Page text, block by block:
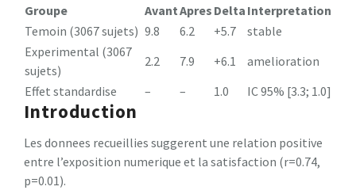
Groupe AvantApres Delta Interpretation
Temoin (3067 sujets) 9.8 6.2 +5.7
stable
Experimental (3067
sujets)
2.2 7.9 +6.1
amelioration
Effet standardise
– – 1.0 IC 95% [3.3; 1.0]
Introduction
Les donnees recueillies suggerent une relation positive
entre l’exposition numerique et la satisfaction (r=0.74,
p=0.01).